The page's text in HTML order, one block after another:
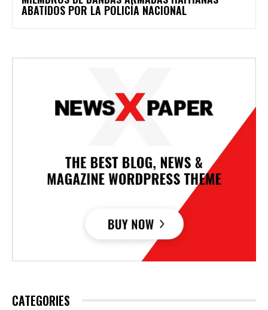
ABATIDOS POR LA POLICÍA NACIONAL
CATEGORIES